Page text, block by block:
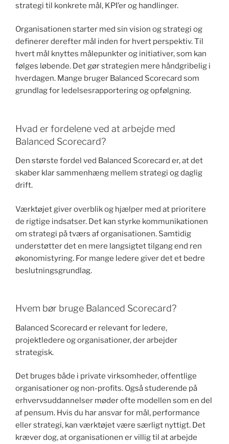
strategi til konkrete mål, KPI’er og handlinger.
Organisationen starter med sin vision og strategi og
definerer derefter mål inden for hvert perspektiv. Til
hvert mål knyttes målepunkter og initiativer, som kan
følges løbende. Det gør strategien mere håndgribelig i
hverdagen. Mange bruger Balanced Scorecard som
grundlag for ledelsesrapportering og opfølgning.
Hvad er fordelene ved at arbejde med
Balanced Scorecard?
Den største fordel ved Balanced Scorecard er, at det
skaber klar sammenhæng mellem strategi og daglig
drift.
Værktøjet giver overblik og hjælper med at prioritere
de rigtige indsatser. Det kan styrke kommunikationen
om strategi på tværs af organisationen. Samtidig
understøtter det en mere langsigtet tilgang end ren
økonomistyring. For mange ledere giver det et bedre
beslutningsgrundlag.
Hvem bør bruge Balanced Scorecard?
Balanced Scorecard er relevant for ledere,
projektledere og organisationer, der arbejder
strategisk.
Det bruges både i private virksomheder, offentlige
organisationer og non-profits. Også studerende på
erhvervsuddannelser møder ofte modellen som en del
af pensum. Hvis du har ansvar for mål, performance
eller strategi, kan værktøjet være særligt nyttigt. Det
kræver dog, at organisationen er villig til at arbejde